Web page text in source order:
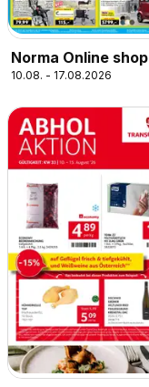
Norma Online shop
10.08. - 17.08.2026